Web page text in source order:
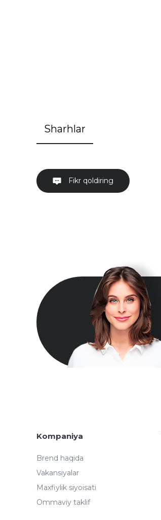
Sharhlar
Fikr qoldiring
Kompaniya
Brend haqida
Vakansiyalar
Maxfiylik siyoisati
Ommaviy taklif